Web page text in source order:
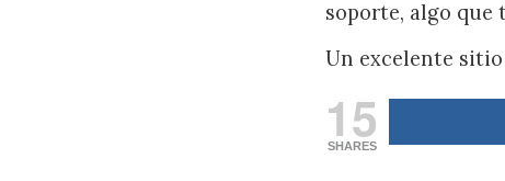
soporte, algo que
Un excelente
15
SHARES